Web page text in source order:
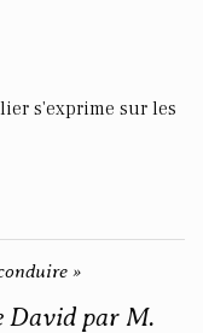
s'exprime sur les
»
David par M.